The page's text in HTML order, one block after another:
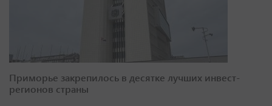
Приморье закрепилось в десятке лучших инвест-
регионов страны